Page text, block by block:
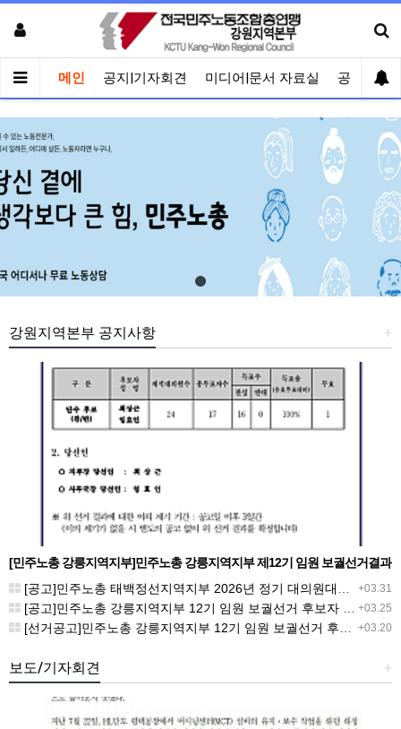
메인 공지|기자회견 미디어|문서 자료실 공유게시
+
강원지역본부 공지사항
[민주노총 강릉지역지부]민주노총 강릉지역지부 제12기 임원 보궐선거결과
공고
+03.31
[공고]민주노총 태백정선지역지부 2026년 정기 대의원대회 재소집 건
+03.25
[공고]민주노총 강릉지역지부 12기 임원 보궐선거 후보자 확정 공고
+03.20
[선거공고]민주노총 강릉지역지부 12기 임원 보궐선거 후보 등록 기간 연장 공고
+
보도/기자회견